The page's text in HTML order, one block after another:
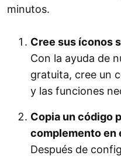
minutos.
Cree sus íconos
Con la ayuda de
gratuita, cree un
y las funciones
Copia un código
complemento en
Después de